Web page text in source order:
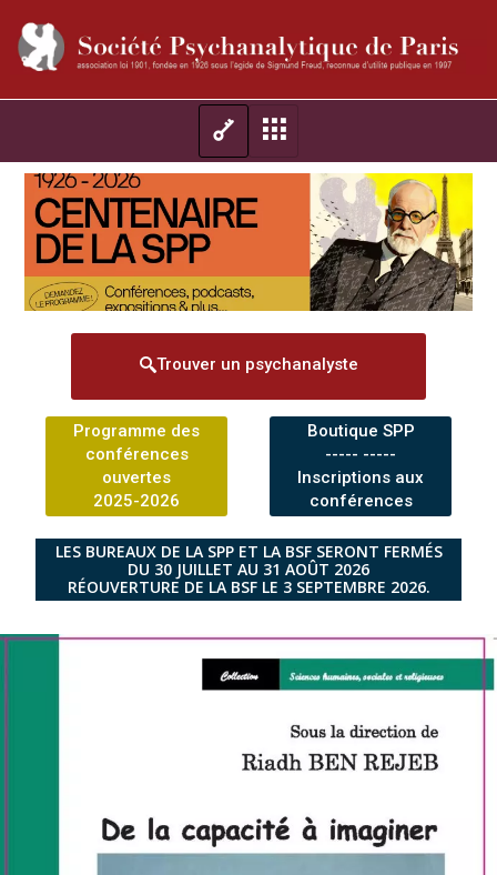
Trouver un psychanalyste
Programme des
conférences
ouvertes
2025-2026
Boutique SPP
----- -----
Inscriptions aux
conférences
LES BUREAUX DE LA SPP ET LA BSF SERONT FERMÉS
DU 30 JUILLET AU 31 AOÛT 2026
RÉOUVERTURE DE LA BSF LE 3 SEPTEMBRE 2026.